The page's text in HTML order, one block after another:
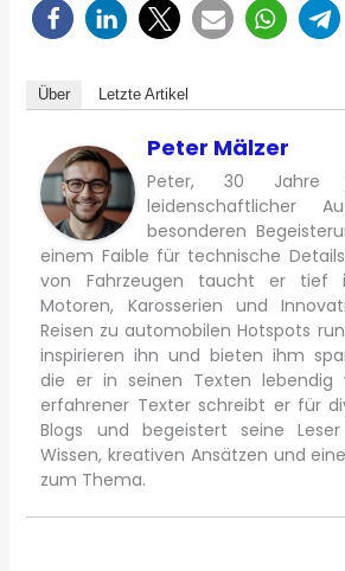
Über Letzte Artikel
Peter Mälzer
Peter, 30
leidenschaftlicher
besonderen
einem Faible für technische
von Fahrzeugen taucht er
Motoren, Karosserien und
Reisen zu automobilen Hotspots
inspirieren ihn und bieten ihm
die er in seinen Texten lebendig
erfahrener Texter schreibt er für
Blogs und begeistert seine
Wissen, kreativen Ansätzen und
zum Thema.